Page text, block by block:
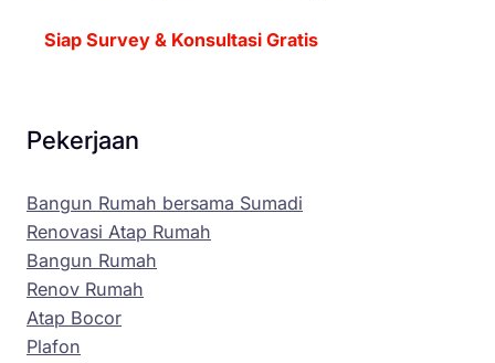
Siap Survey & Konsultasi Gratis
Pekerjaan
Bangun Rumah bersama Sumadi
Renovasi Atap Rumah
Bangun Rumah
Renov Rumah
Atap Bocor
Plafon